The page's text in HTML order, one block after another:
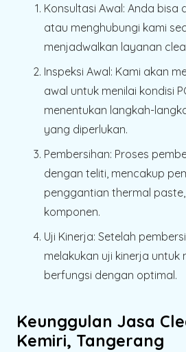
Konsultasi Awal: Anda bisa
atau menghubungi kami
menjadwalkan layanan
Inspeksi Awal: Kami akan
awal untuk menilai kondisi
menentukan langkah-
yang diperlukan.
Pembersihan: Proses
dengan teliti, mencakup
penggantian thermal
komponen.
Uji Kinerja: Setelah
melakukan uji kinerja untuk
berfungsi dengan optimal.
Keunggulan Jasa
Kemiri, Tangerang